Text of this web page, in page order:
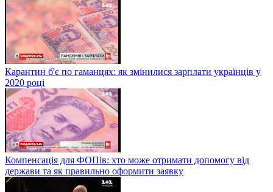
Карантин б'є по гаманцях: як змінилися зарплати українців у
2020 році
Компенсація для ФОПів: хто може отримати допомогу від
держави та як правильно оформити заявку